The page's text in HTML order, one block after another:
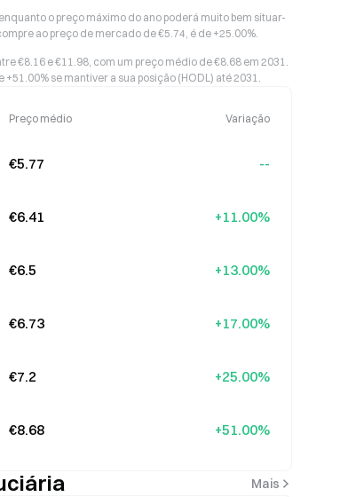
o preço máximo do ano poderá muito bem situar-
ao preço de mercado de €5.74, é de +25.00%.
€8.16 e €11.98, com um preço médio de €8.68 em 2031.
se mantiver a sua posição (HODL) até 2031.
Preço médio Variação
€5.77 --
€6.41 +11.00%
€6.5 +13.00%
€6.73 +17.00%
€7.2 +25.00%
€8.68 +51.00%
Mais